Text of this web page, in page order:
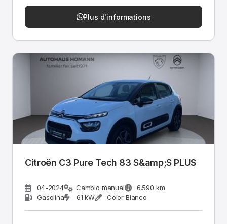
Plus d'informations
Citroën C3 Pure Tech 83 S&amp;S PLUS
04-2024 Cambio manual
6.590 km
Gasolina
61 kW Color Blanco